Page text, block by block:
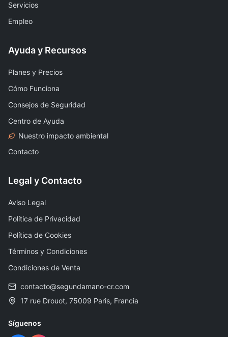
Servicios
Empleo
Ayuda y Recursos
Planes y Precios
Cómo Funciona
Consejos de Seguridad
Centro de Ayuda
Nuestro impacto ambiental
Contacto
Legal y Contacto
Aviso Legal
Política de Privacidad
Política de Cookies
Términos y Condiciones
Condiciones de Venta
contacto@segundamano-cr.com
17 rue Drouot, 75009 Paris, Francia
Síguenos